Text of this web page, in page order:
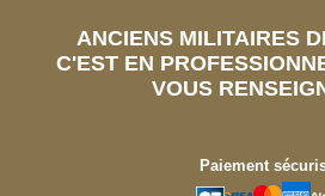
ANCIENS MILITAIRES
C'EST EN
VOUS
Paiement